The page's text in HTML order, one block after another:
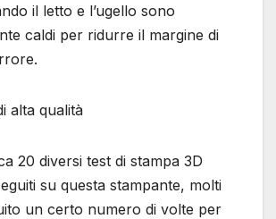
il letto e l’ugello sono
caldi per ridurre il margine di
alta qualità
20 diversi test di stampa 3D
su questa stampante, molti
un certo numero di volte per